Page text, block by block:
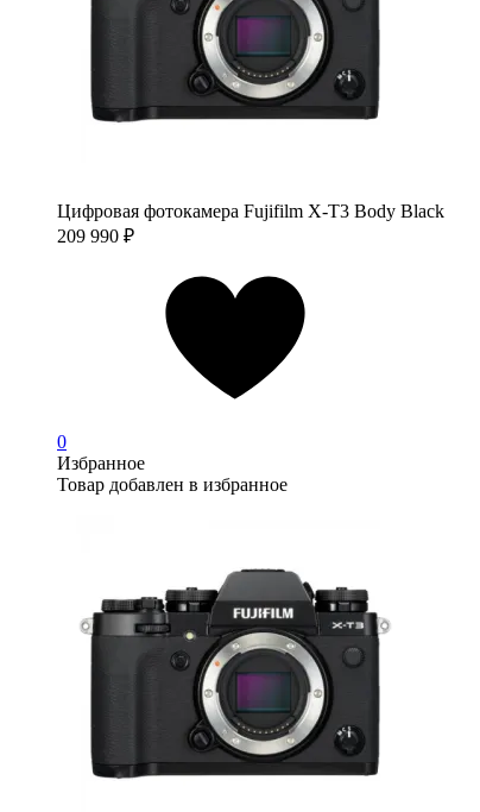
Цифровая фотокамера Fujifilm X-T3 Body Black
209 990 ₽
0
Избранное
Товар добавлен в избранное